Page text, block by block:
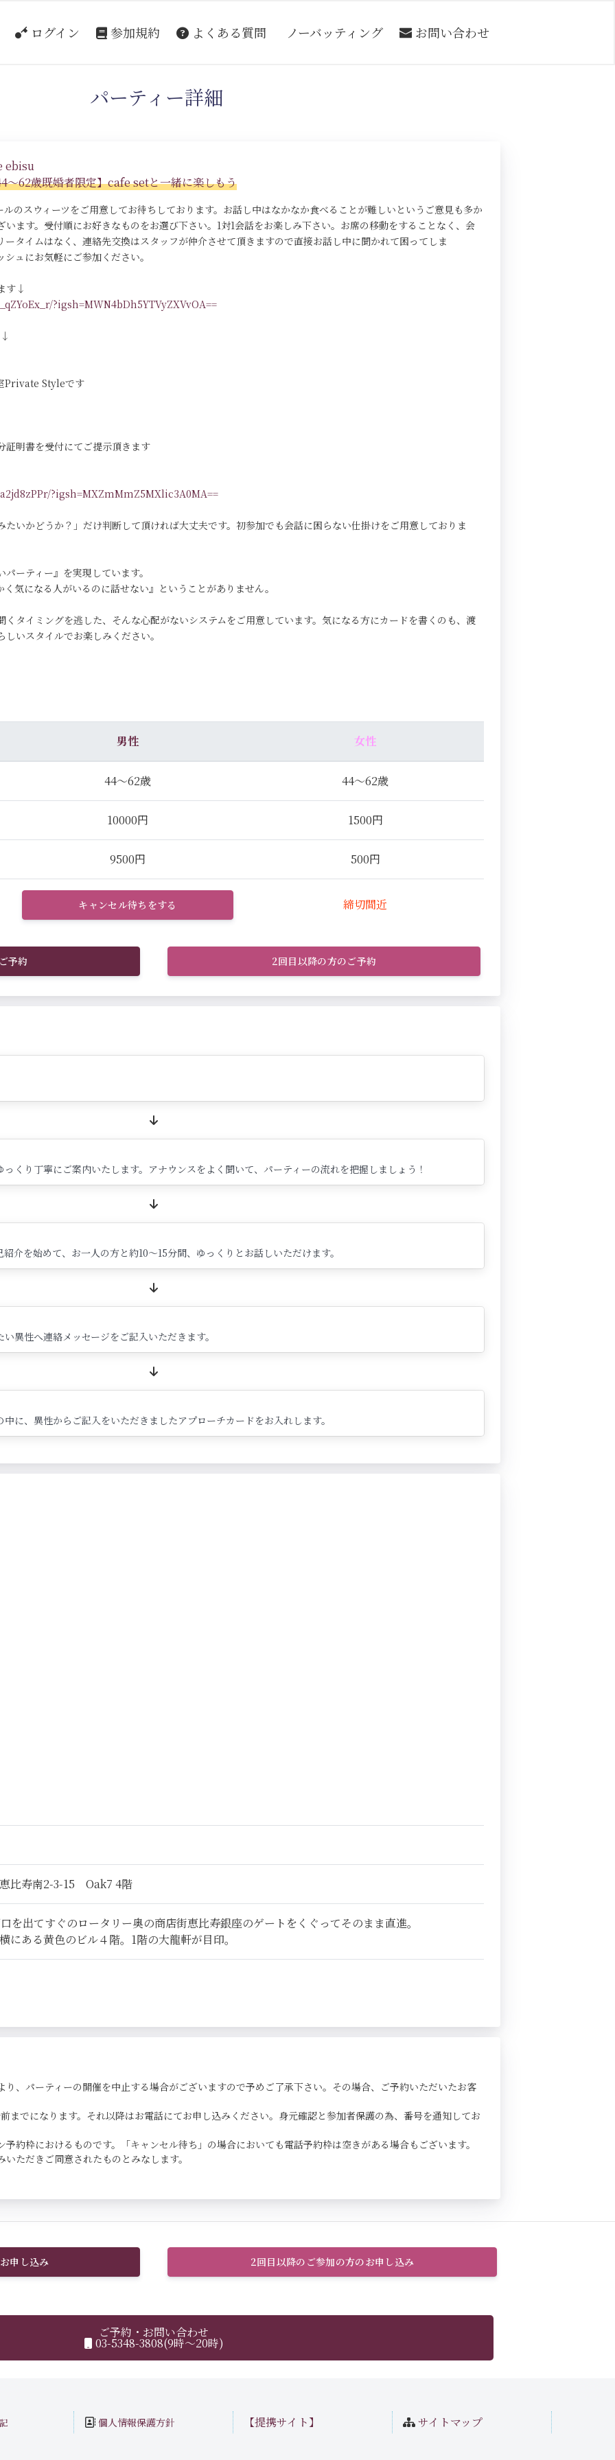
ログイン 参加規約 よくある質問 ノーバッティング お問い合わせ
パーティー詳細
ebisu
62歳既婚者限定】cafe setと一緒に楽しもう
のスウィーツをご用意してお待ちしております。お話し中はなかなか食べることが難しいというご意見も多か
ます。受付順にお好きなものをお選び下さい。1対1会話をお楽しみ下さい。お席の移動をすることなく、会
タイムはなく、連絡先交換はスタッフが仲介させて頂きますので直接お話し中に聞かれて困ってしま
ュにお気軽にご参加ください。
す↓
?igsh=MWN4bDh5YTVyZXVvOA==
Private Styleです
明書を受付にてご提示頂きます
?igsh=MXZmMmZ5MXlic3A0MA==
たいかどうか？」だけ判断して頂ければ大丈夫です。初参加でも会話に困らない仕掛けをご用意しておりま
ーティー』を実現しています。
気になる人がいるのに話せない』ということがありません。
くタイミングを逃した、そんな心配がないシステムをご用意しています。気になる方にカードを書くのも、渡
いスタイルでお楽しみください。
男性 女性
44～62歳 44～62歳
10000円 1500円
9500円 500円
キャンセル待ちをする 締切間近
予約 2回目以降の方のご予約
くり丁寧にご案内いたします。アナウンスをよく聞いて、パーティーの流れを把握しましょう！
介を始めて、お一人の方と約10～15分間、ゆっくりとお話しいただけます。
異性へ連絡メッセージをご記入いただきます。
に、異性からご記入をいただきましたアプローチカードをお入れします。
比寿南2-3-15 Oak7 4階
を出てすぐのロータリー奥の商店街恵比寿銀座のゲートをくぐってそのまま直進。
にある黄色のビル４階。1階の大龍軒が目印。
、パーティーの開催を中止する場合がございますので予めご了承下さい。その場合、ご予約いただいたお客
までになります。それ以降はお電話にてお申し込みください。身元確認と参加者保護の為、番号を通知してお
約枠におけるものです。「キャンセル待ち」の場合においても電話予約枠は空きがある場合もございます。
ただきご同意されたものとみなします。
申し込み 2回目以降のご参加の方のお申し込み
ご予約・お問い合わせ
03-5348-3808(9時～20時)
個人情報保護方針 【提携サイト】 サイトマップ